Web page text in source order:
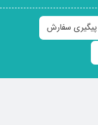
پیگیری سفارش